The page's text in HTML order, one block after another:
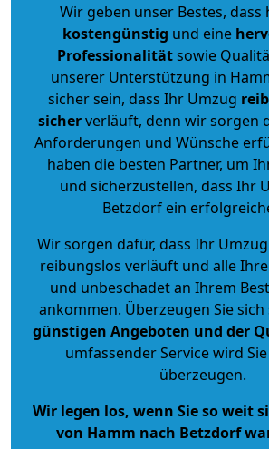
Wir geben unser Bestes, dass
kostengünstig und eine
Professionalitätsowie
unserer Unterstützung in
sicher sein, dass Ihr Umzug
sicherverläuft, denn wir sorgen
Anforderungen und Wünsche
haben die besten Partner, um
und sicherzustellen, dass Ihr
Betzdorf ein
Wir sorgen dafür, dass Ihr
reibungslos verläuft und alle
und unbeschadet an Ihrem
ankommen. Überzeugen Sie
günstigen Angeboten und der
umfassender Service wird
überzeugen.
Wir legen los, wenn Sie so weit
von Hamm nach Betzdorf